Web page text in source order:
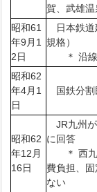
賀、武雄温
昭和61
年9月1
2日
日本鉄道
規格）
＊ 沿線
昭和62
年4月1
日
国鉄分割
昭和62
年12月
16日
JR九州が
に回答
＊ 西九
費負担、
ない